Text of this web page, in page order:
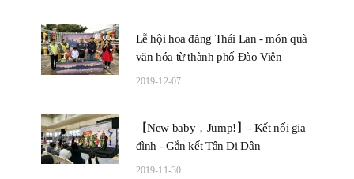
Lễ hội hoa đăng Thái Lan - món quà
văn hóa từ thành phố Đào Viên
2019-12-07
【New baby，Jump!】- Kết nối gia
đình - Gắn kết Tân Di Dân
2019-11-30